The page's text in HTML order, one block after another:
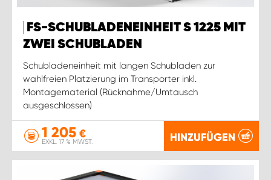
FS-SCHUBLADENEINHEIT S 1225 MIT
ZWEI SCHUBLADEN
Schubladeneinheit mit langen Schubladen zur
wahlfreien Platzierung im Transporter inkl.
Montagematerial (Rücknahme/Umtausch
ausgeschlossen)
1 205 €
EXKL. 17 % MWST. HINZUFÜGEN